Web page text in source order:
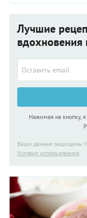
Лучшие
Нажимая на кнопку,
Ваши данные защищены
Условия использования